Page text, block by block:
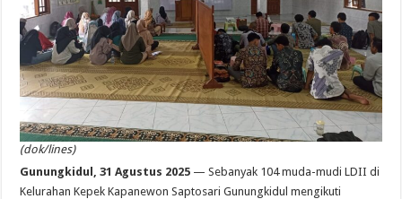
(dok/lines)
Gunungkidul, 31 Agustus 2025 — Sebanyak 104 muda-mudi LDII di
Kelurahan Kepek Kapanewon Saptosari Gunungkidul mengikuti